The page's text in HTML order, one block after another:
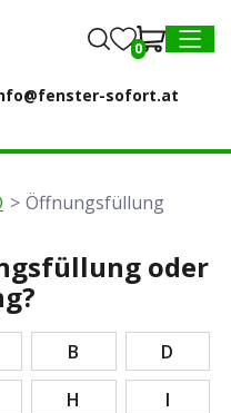
MENU
sofort.at
0
Öffnungsfüllung
oder
B
D
H
I